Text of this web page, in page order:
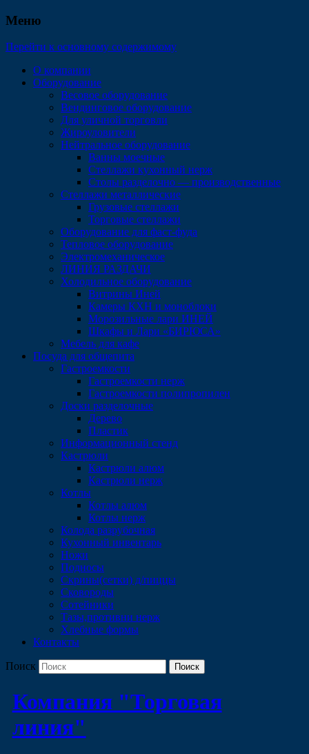
Меню
Перейти к основному содержимому
О компании
Оборудование
Весовое оборудование
Вендинговое оборудование
Для уличной торговли
Жироуловители
Нейтральное оборудование
Ванны моечные
Стеллажи кухонный нерж
Столы разделочно — производственные
Стеллажи металлические
Грузовые стеллажи
Торговые стеллажи
Оборудование для фаст-фуда
Тепловое оборудование
Электромеханическое
ЛИНИЯ РАЗДАЧИ
Холодильное оборудование
Витрины Иней
Камеры КХН и моноблоки
Морозильные лари ИНЕЙ
Шкафы и Лари «БИРЮСА»
Мебель для кафе
Посуда для общепита
Гастроемкости
Гастроемкости нерж
Гастроемкости полипропилен
Доски разделочные
Дерево
Пластик
Информационный стенд
Кастрюли
Кастрюли алюм
Кастрюли нерж
Котлы
Котлы алюм
Котлы нерж
Колода разрубочная
Кухонный инвентарь
Ножи
Подносы
Скрины(сетки) д/пиццы
Сковороды
Сотейники
Тазы,противни нерж
Хлебные формы
Контакты
Поиск
Компания "Торговая
линия"